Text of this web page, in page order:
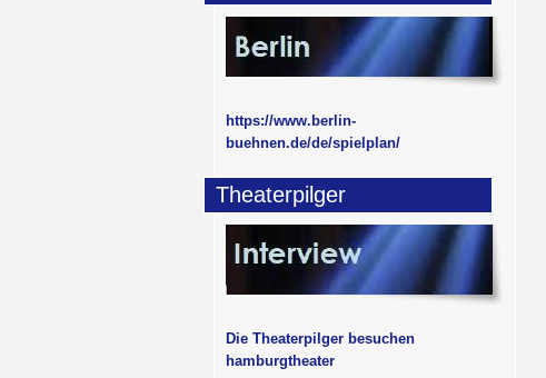
https://www.berlin-
buehnen.de/de/spielplan/
Theaterpilger
Die Theaterpilger besuchen
hamburgtheater